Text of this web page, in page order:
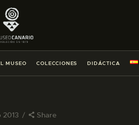
MUSEO COLECCIONES DIDÁCTICA
2013 Share